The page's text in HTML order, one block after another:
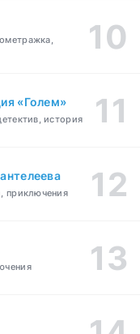
«Голем»
история
приключения